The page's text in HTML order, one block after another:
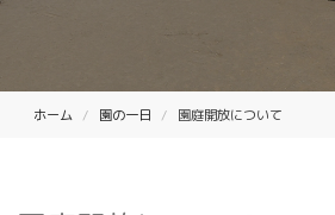
ホーム 園の一日 園庭開放について